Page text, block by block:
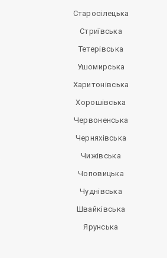
Старосілецька
Стриївська
Тетерівська
Ушомирська
Харитонівська
Хорошівська
Червоненська
Черняхівська
Чижівська
Чоповицька
Чуднівська
Швайківська
Ярунська